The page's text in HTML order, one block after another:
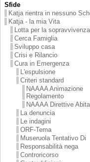
Sfide
Katja rientra in nessuno
Katja - la mia Vita
Lotta per la sopravvivenza
Cerca Famiglia
Sviluppo casa
Crisi e Rilancio
Cura in Emergenza
L'espulsione
Criteri standard
NAAAA Animazione
Regolamento
NAAAA Direttive
La denuncia
Le indagini
ORF-Tema
Museruola Tentativo Di
Responsabilità nega
Controricorso